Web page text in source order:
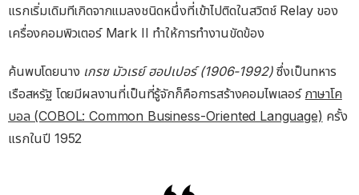
แรกเริ่มเดิมทีเกิดจากแมลงชนิดหนึ่งที่เข้าไปติดในสวิตช์ Relay ของ
เครื่องคอมพิวเตอร์ Mark II ทำให้การทำงานขัดข้อง
ค้นพบโดยนาง เกรซ มัวเรย์ ฮอปเปอร์ (1906-1992)ซึ่งเป็นทหาร
เรือสหรัฐ โดยมีผลงานที่เป็นที่รู้จักก็คือการสร้างคอมไพเลอร์ ภาษาโค
บอล (COBOL: Common Business-Oriented Language) ครั้ง
แรกในปี 1952